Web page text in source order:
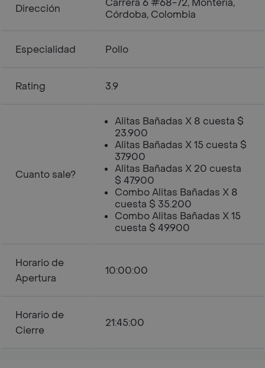
Dirección
Carrera 6 #68-72, Montería,
Córdoba, Colombia
Especialidad Pollo
Rating 3.9
Cuanto sale?
Alitas Bañadas X 8 cuesta $
23.900
Alitas Bañadas X 15 cuesta $
37.900
Alitas Bañadas X 20 cuesta
$ 47.900
Combo Alitas Bañadas X 8
cuesta $ 35.200
Combo Alitas Bañadas X 15
cuesta $ 49.900
Horario de
Apertura
10:00:00
Horario de
Cierre
21:45:00